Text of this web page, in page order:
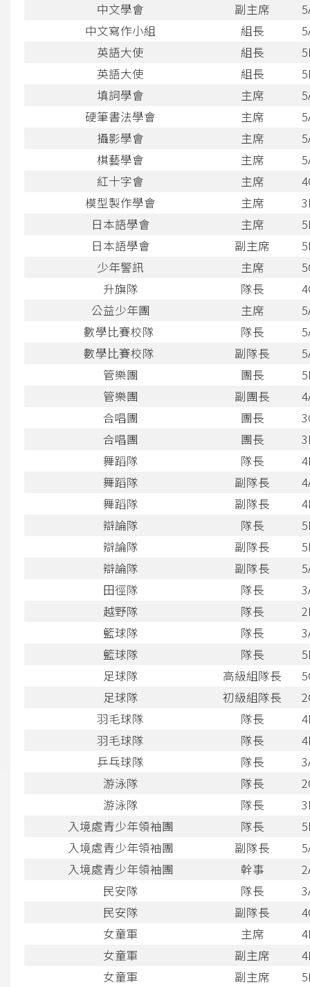
中文學會
副主席
中文寫作小組
組長
英語大使
組長
英語大使
組長
填詞學會
主席
硬筆書法學會
主席
攝影學會
主席
棋藝學會
主席 5
紅十字會
主席
模型製作學會
主席
日本語學會
主席
日本語學會
副主席
少年警訊
主席
升旗隊
隊長
公益少年團
主席
數學比賽校隊
隊長
數學比賽校隊
副隊長
管樂團
團長
管樂團
副團長
合唱團
團長
合唱團
團長
舞蹈隊
隊長
舞蹈隊
副隊長
舞蹈隊
副隊長
辯論隊
隊長
辯論隊
副隊長
辯論隊
副隊長
田徑隊
隊長
越野隊
隊長
籃球隊
隊長
籃球隊
隊長
足球隊
高級組隊長
足球隊
初級組隊長
羽毛球隊
隊長
羽毛球隊
隊長
乒乓球隊
隊長
游泳隊
隊長
游泳隊
隊長
入境處青少年領袖團
隊長
入境處青少年領袖團
副隊長
入境處青少年領袖團
幹事
民安隊
隊長
民安隊
副隊長
女童軍
主席
女童軍
副主席
女童軍
副主席